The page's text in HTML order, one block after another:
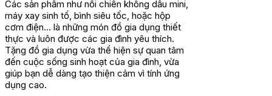
Các sản phẩm như nồi chiên không dầu mini,
máy xay sinh tố, bình siêu tốc, hoặc hộp
cơm điện… là những món đồ gia dụng thiết
thực và luôn được các gia đình yêu thích.
Tặng đồ gia dụng vừa thể hiện sự quan tâm
đến cuộc sống sinh hoạt của gia đình, vừa
giúp bạn dễ dàng tạo thiện cảm vì tính ứng
dụng cao.